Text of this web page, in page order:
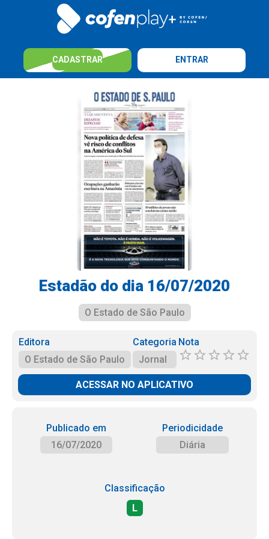
CADASTRAR ENTRAR
Estadão do dia 16/07/2020
O Estado de São Paulo
Editora
O Estado de São Paulo
Categoria
Jornal
Nota
ACESSAR NO APLICATIVO
Publicado em
16/07/2020
Periodicidade
Diária
Classificação
L